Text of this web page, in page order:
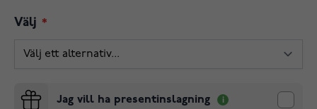
Välj
Jag vill ha presentinslagning